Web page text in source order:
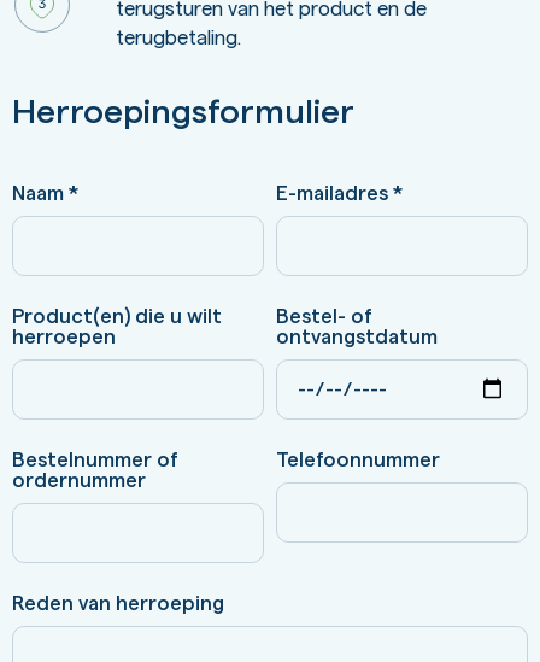
terugsturen van het product en de
terugbetaling.
Herroepingsformulier
Naam * E-mailadres *
Product(en) die u wilt
herroepen
Bestel- of
ontvangstdatum
Bestelnummer of
ordernummer
Telefoonnummer
Reden van herroeping